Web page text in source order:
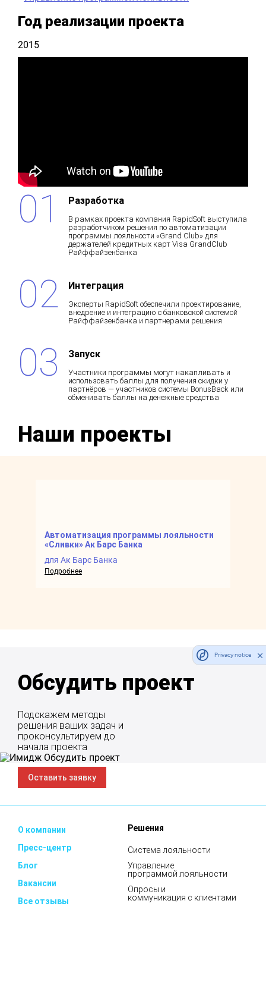
Год реализации проекта
2015
Разработка
В рамках проекта компания RapidSoft выступила
разработчиком решения по автоматизации
программы лояльности «Grand Club» для
держателей кредитных карт Visa GrandClub
Райффайзенбанка
Интеграция
Эксперты RapidSoft обеспечили проектирование,
внедрение и интеграцию с банковской системой
Райффайзенбанка и партнерами решения
Запуск
Участники программы могут накапливать и
использовать баллы для получения скидки у
партнёров — участников системы BonusBack или
обменивать баллы на денежные средства
Наши проекты
Автоматизация программы лояльности
«Сливки» Ак Барс Банка
для Ак Барс Банка
Подробнее
Обсудить проект
Подскажем методы
решения ваших задач и
проконсультируем до
начала проекта
Оставить заявку
О компании
Пресс-центр
Блог
Вакансии
Все отзывы
Решения
Система лояльности
Управление
программой лояльности
Опросы и
коммуникация с клиентами
Privacy notice